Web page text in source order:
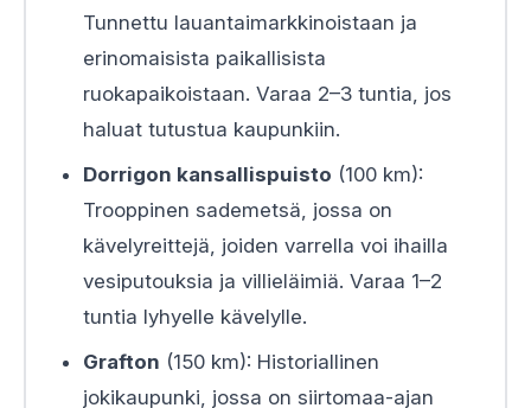
Tunnettu lauantaimarkkinoistaan ja
erinomaisista paikallisista
ruokapaikoistaan. Varaa 2–3 tuntia, jos
haluat tutustua kaupunkiin.
Dorrigon kansallispuisto (100 km):
Trooppinen sademetsä, jossa on
kävelyreittejä, joiden varrella voi ihailla
vesiputouksia ja villieläimiä. Varaa 1–2
tuntia lyhyelle kävelylle.
Grafton (150 km): Historiallinen
jokikaupunki, jossa on siirtomaa-ajan